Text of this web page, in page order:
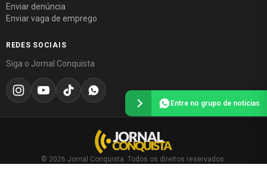
Enviar denúncia
Enviar vaga de emprego
REDES SOCIAIS
Siga o Jornal Conquista
© 2026 Jornal Conquista. Todos os direitos reservados.
Entre no grupo de notícias